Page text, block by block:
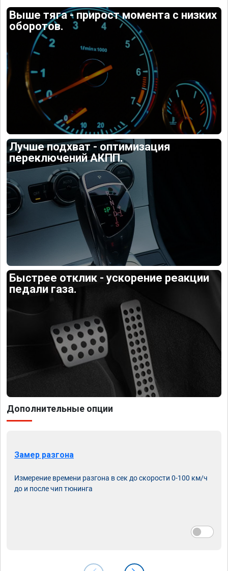
Выше тяга - прирост момента с низких
оборотов.
Лучше подхват - оптимизация
переключений АКПП.
Быстрее отклик - ускорение реакции
педали газа.
Дополнительные опции
Замер разгона
Измерение времени разгона в сек до скорости 0-100 км/ч
до и после чип тюнинга